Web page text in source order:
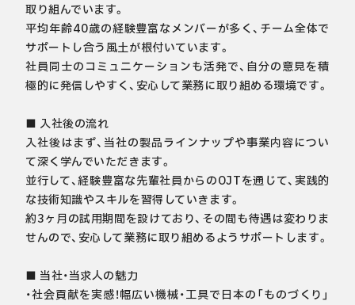
取り組んでいます。
平均年齢40歳の経験豊富なメンバーが多く、チーム全体で
サポートし合う風土が根付いています。
社員同士のコミュニケーションも活発で、自分の意見を積
極的に発信しやすく、安心して業務に取り組める環境です。
■ 入社後の流れ
入社後はまず、当社の製品ラインナップや事業内容につい
て深く学んでいただきます。
並行して、経験豊富な先輩社員からのOJTを通じて、実践的
な技術知識やスキルを習得していきます。
約3ヶ月の試用期間を設けており、その間も待遇は変わりま
せんので、安心して業務に取り組めるようサポートします。
■ 当社・当求人の魅力
・社会貢献を実感！幅広い機械・工具で日本の「ものづくり」